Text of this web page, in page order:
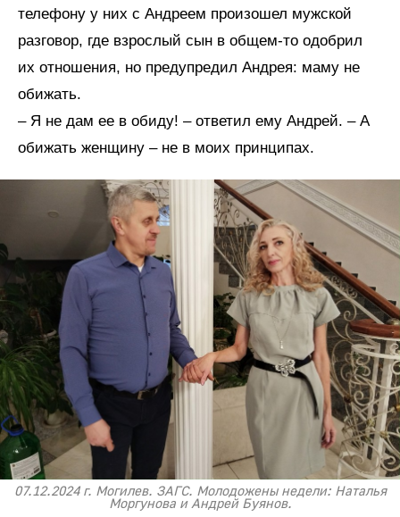
телефону у них с Андреем произошел мужской
разговор, где взрослый сын в общем-то одобрил
их отношения, но предупредил Андрея: маму не
обижать.
– Я не дам ее в обиду! – ответил ему Андрей. – А
обижать женщину – не в моих принципах.
07.12.2024 г. Могилев. ЗАГС. Молодожены недели: Наталья
Моргунова и Андрей Буянов.